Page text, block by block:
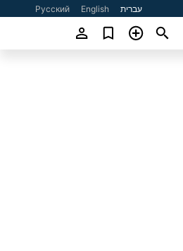
עברית English
Русский